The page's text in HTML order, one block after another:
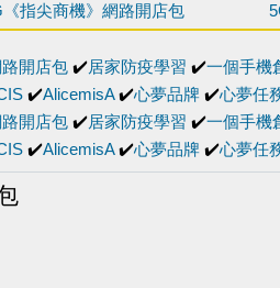
《指尖商機》網路開店包
開店包 ✔️居家防疫學習 ✔️一個手機
✔️AlicemisA✔️心夢品牌 ✔️心夢任
開店包 ✔️居家防疫學習 ✔️一個手機
✔️AlicemisA✔️心夢品牌 ✔️心夢任